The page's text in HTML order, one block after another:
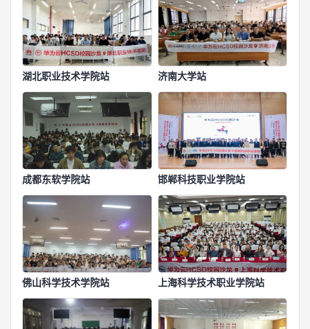
湖北职业技术学院站 济南大学站
成都东软学院站 邯郸科技职业学院站
佛山科学技术学院站 上海科学技术职业学院站